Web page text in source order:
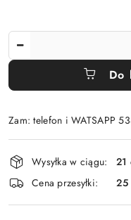
Do
Zam: telefon i WATSAPP
Dostępność
i
dostawa
Wysyłka w ciągu:
21
Cena przesyłki:
25